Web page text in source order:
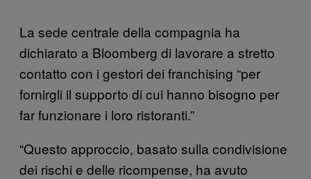
La sede centrale della compagnia ha
dichiarato a Bloomberg di lavorare a stretto
contatto con i gestori dei franchising “per
fornirgli il supporto di cui hanno bisogno per
far funzionare i loro ristoranti.”
“Questo approccio, basato sulla condivisione
dei rischi e delle ricompense, ha avuto